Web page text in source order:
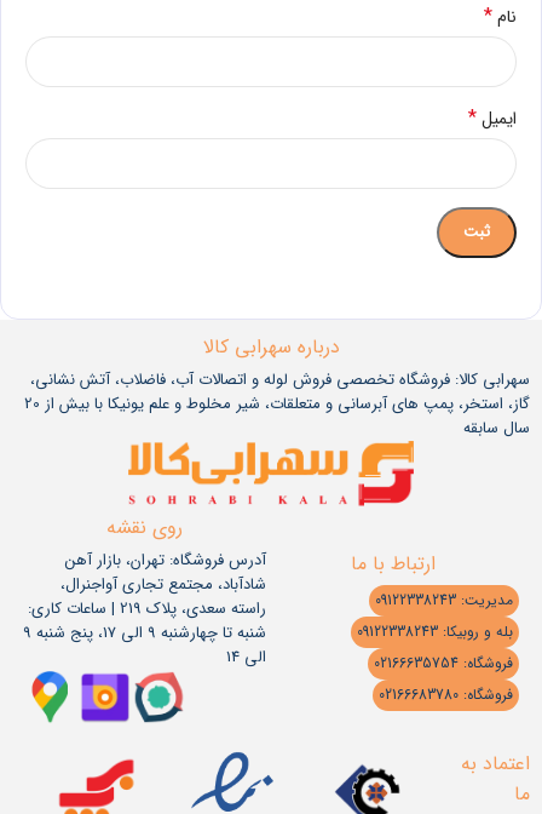
نام*
ایمیل*
درباره سهرابی کالا
سهرابی کالا: فروشگاه تخصصی فروش لوله و اتصالات آب، فاضلاب، آتش نشانی،
گاز، استخر، پمپ های آبرسانی و متعلقات، شیر مخلوط و علم یونیکا با بیش از 20
سال سابقه
ارتباط با ما
مدیریت: 09122338243
بله و روبیکا: 09122338243
فروشگاه: 02166635754
فروشگاه: 02166683780
روی نقشه
آدرس فروشگاه: تهران، بازار آهن
شادآباد، مجتمع تجاری آواجنرال،
راسته سعدی، پلاک 219 | ساعات کاری:
شنبه تا چهارشنبه 9 الی 17، پنج شنبه 9
الی 14
اعتماد به
ما